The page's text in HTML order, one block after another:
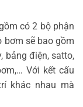
có 2 bộ phận
bơm sẽ bao gồm
bảng điện, satto,
Với kết cấu
khác nhau mà